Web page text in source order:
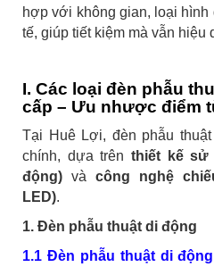
hợp với không gian, loại
tế, giúp tiết kiệm mà vẫn hiệu
I. Các loại đèn phẫu
cấp – Ưu nhược điểm
Tại Huê Lợi, đèn phẫu
chính, dựa trên thiết kế sử
động) và công nghệ
LED).
1. Đèn phẫu thuật di động
1.1 Đèn phẫu thuật di